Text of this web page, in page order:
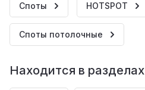
Споты HOTSPOT
Споты потолочные
Находится в разделах